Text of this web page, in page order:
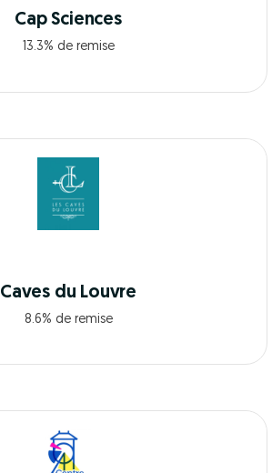
Cap Sciences
13.3% de remise
Caves du Louvre
8.6% de remise